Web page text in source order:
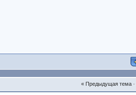
« Предыдущая тема·